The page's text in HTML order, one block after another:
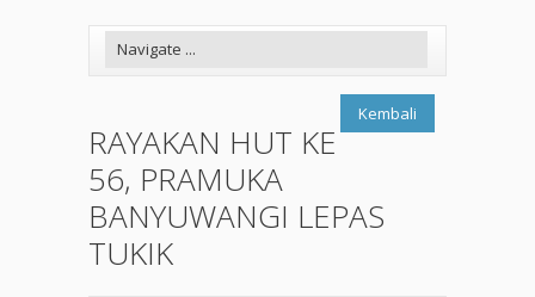
Kembali
RAYAKAN HUT KE
56, PRAMUKA
BANYUWANGI LEPAS
TUKIK